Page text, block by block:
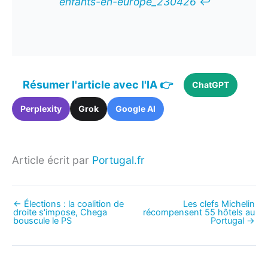
Résumer l'article avec l'IA 👉 ChatGPT
Perplexity Grok Google AI
Article écrit par Portugal.fr
← Élections : la coalition de
droite s'impose, Chega
bouscule le PS
Les clefs Michelin
récompensent 55 hôtels au
Portugal →